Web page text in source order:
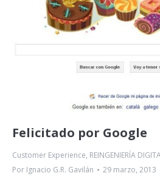
Felicitado por Google
Customer Experience, REINGENIERÍA
Por Ignacio G.R. Gavilán 29 marzo, 2013